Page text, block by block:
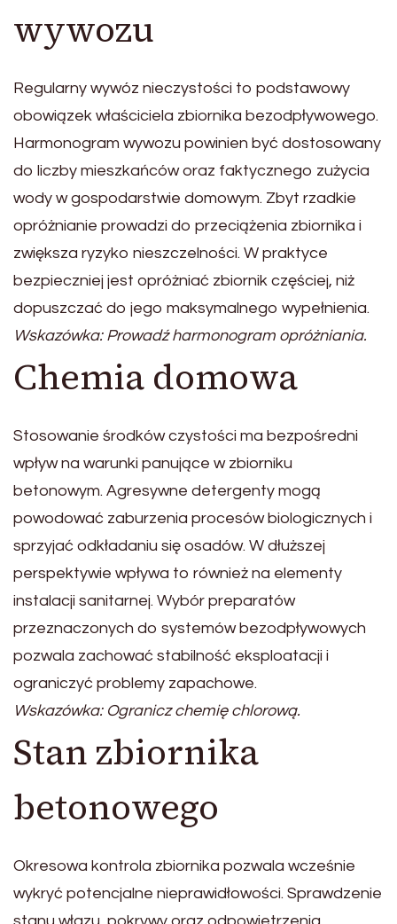
wywozu
Regularny wywóz nieczystości to podstawowy
obowiązek właściciela zbiornika bezodpływowego.
Harmonogram wywozu powinien być dostosowany
do liczby mieszkańców oraz faktycznego zużycia
wody w gospodarstwie domowym. Zbyt rzadkie
opróżnianie prowadzi do przeciążenia zbiornika i
zwiększa ryzyko nieszczelności. W praktyce
bezpieczniej jest opróżniać zbiornik częściej, niż
dopuszczać do jego maksymalnego wypełnienia.
Wskazówka: Prowadź harmonogram opróżniania.
Chemia domowa
Stosowanie środków czystości ma bezpośredni
wpływ na warunki panujące w zbiorniku
betonowym. Agresywne detergenty mogą
powodować zaburzenia procesów biologicznych i
sprzyjać odkładaniu się osadów. W dłuższej
perspektywie wpływa to również na elementy
instalacji sanitarnej. Wybór preparatów
przeznaczonych do systemów bezodpływowych
pozwala zachować stabilność eksploatacji i
ograniczyć problemy zapachowe.
Wskazówka: Ogranicz chemię chlorową.
Stan zbiornika
betonowego
Okresowa kontrola zbiornika pozwala wcześnie
wykryć potencjalne nieprawidłowości. Sprawdzenie